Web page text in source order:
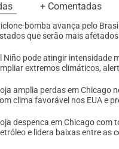
+ Comentadas
bomba avança pelo
que serão mais
Niño pode atingir intensidade
extremos climáticos,
amplia perdas em Chicago
clima favorável nos EUA e
despenca em Chicago com
e lidera baixas entre as